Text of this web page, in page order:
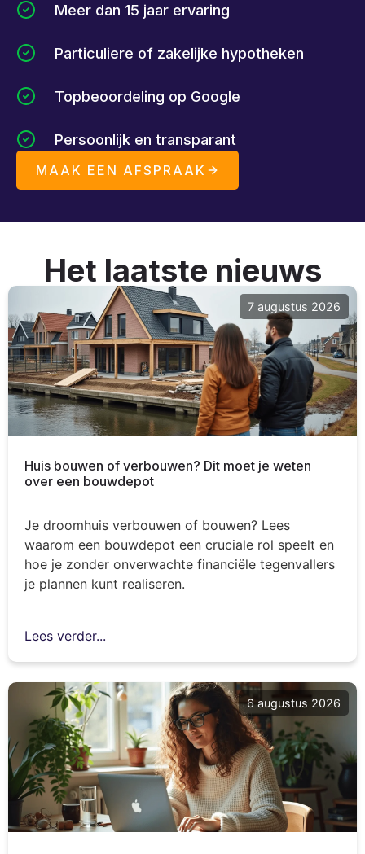
Meer dan 15 jaar ervaring
Particuliere of zakelijke hypotheken
Topbeoordeling op Google
Persoonlijk en transparant
MAAK EEN AFSPRAAK
Het laatste nieuws
7 augustus 2026
Huis bouwen of verbouwen? Dit moet je weten
over een bouwdepot
Je droomhuis verbouwen of bouwen? Lees
waarom een bouwdepot een cruciale rol speelt en
hoe je zonder onverwachte financiële tegenvallers
je plannen kunt realiseren.
Lees verder...
6 augustus 2026